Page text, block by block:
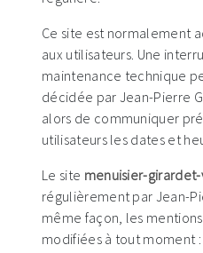
Ce site est normalement
aux utilisateurs. Une
maintenance technique
décidée par Jean-Pierre
alors de communiquer
utilisateurs les dates et
Le site menuisier-
régulièrement par Jean-
même façon, les
modifiées à tout moment